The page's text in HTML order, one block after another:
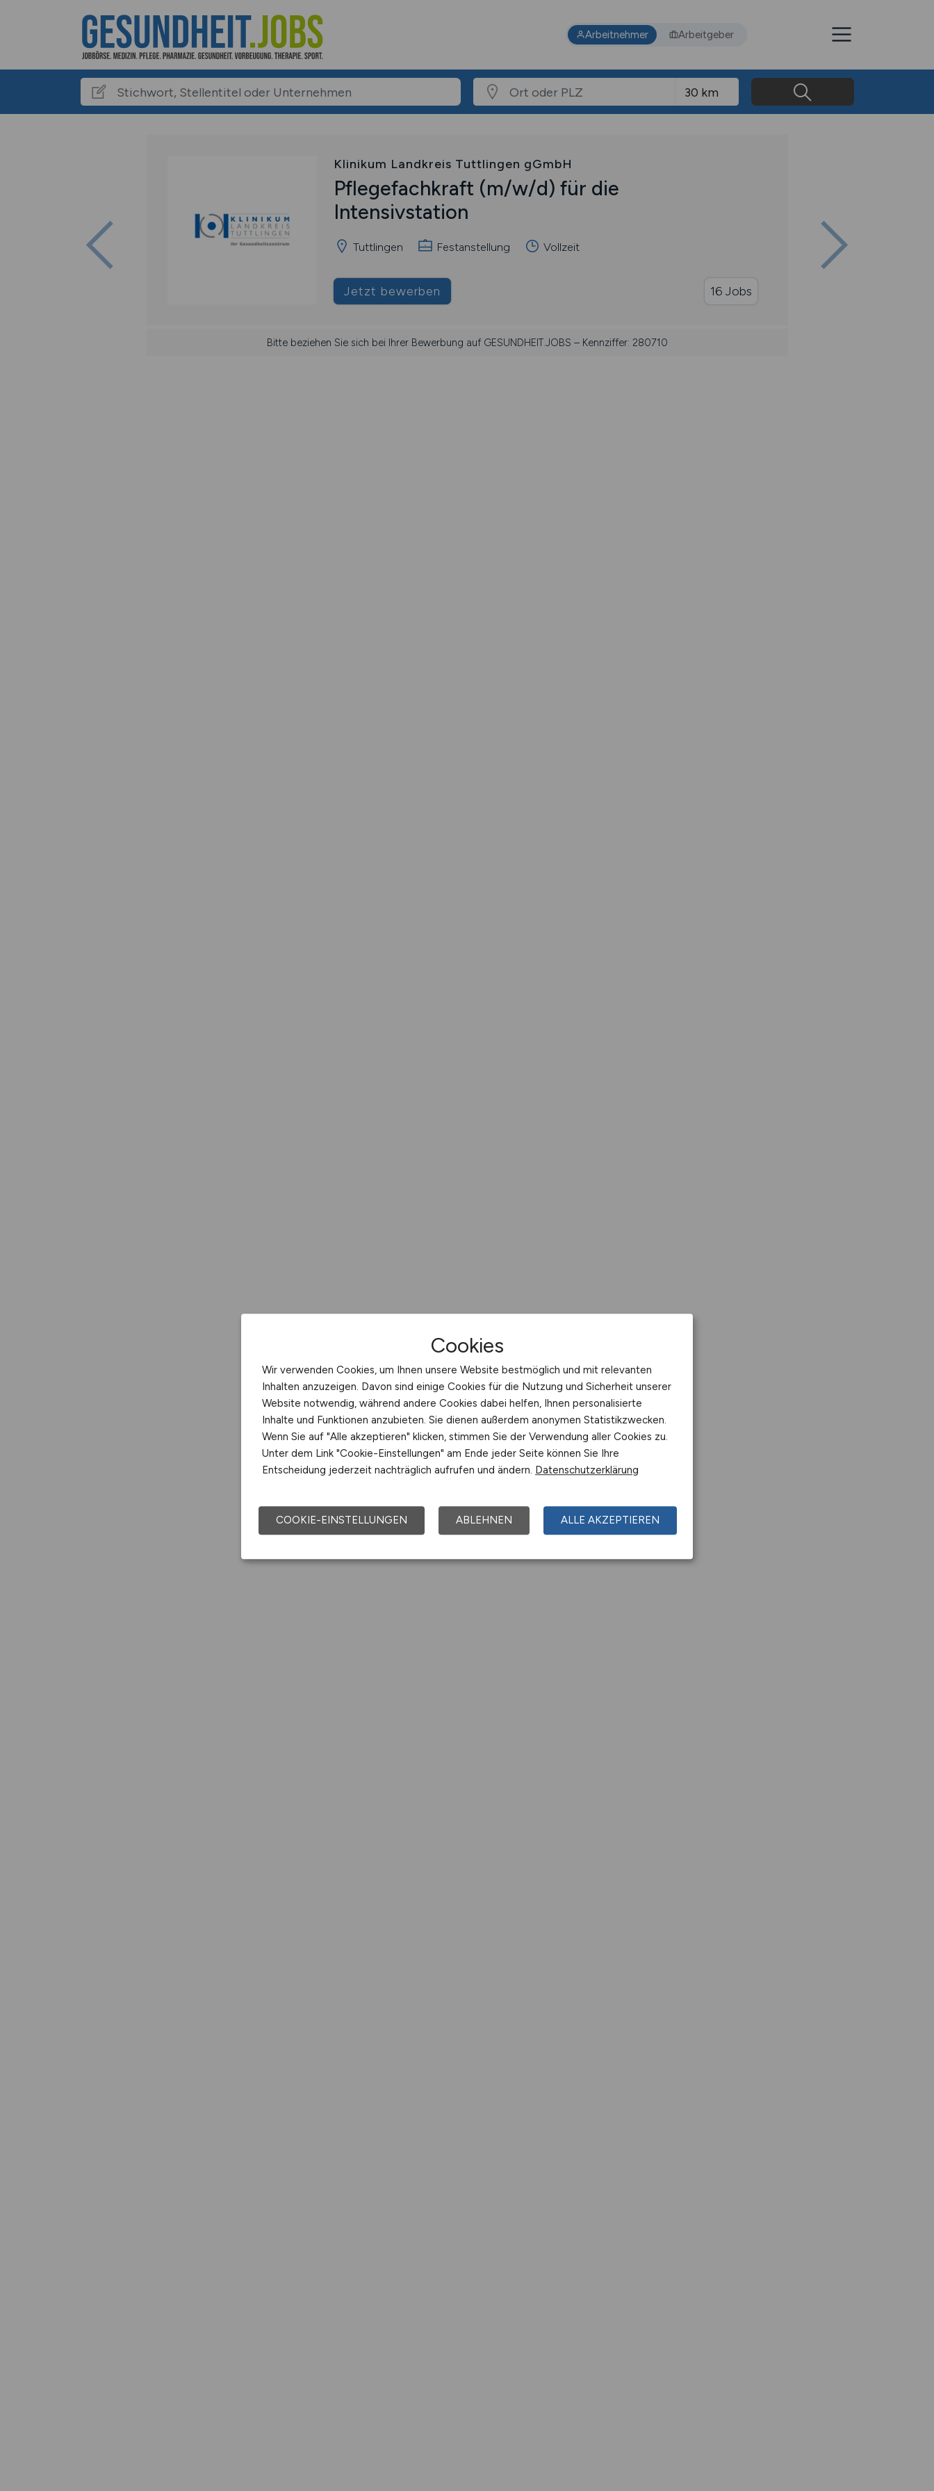
Arbeitnehmer Arbeitgeber
Klinikum Landkreis Tuttlingen gGmbH
Pflegefachkraft (m/w/d) für die
Intensivstation
Tuttlingen Festanstellung Vollzeit
Jetzt bewerben 16 Jobs
Bitte beziehen Sie sich bei Ihrer Bewerbung auf GESUNDHEIT.JOBS – Kennziffer: 280710
Cookies
Wir verwenden Cookies, um Ihnen unsere Website bestmöglich und mit relevanten
Inhalten anzuzeigen. Davon sind einige Cookies für die Nutzung und Sicherheit unserer
Website notwendig, während andere Cookies dabei helfen, Ihnen personalisierte
Inhalte und Funktionen anzubieten. Sie dienen außerdem anonymen Statistikzwecken.
Wenn Sie auf "Alle akzeptieren" klicken, stimmen Sie der Verwendung aller Cookies zu.
Unter dem Link "Cookie-Einstellungen" am Ende jeder Seite können Sie Ihre
Entscheidung jederzeit nachträglich aufrufen und ändern. Datenschutzerklärung
COOKIE-EINSTELLUNGEN ABLEHNEN ALLE AKZEPTIEREN